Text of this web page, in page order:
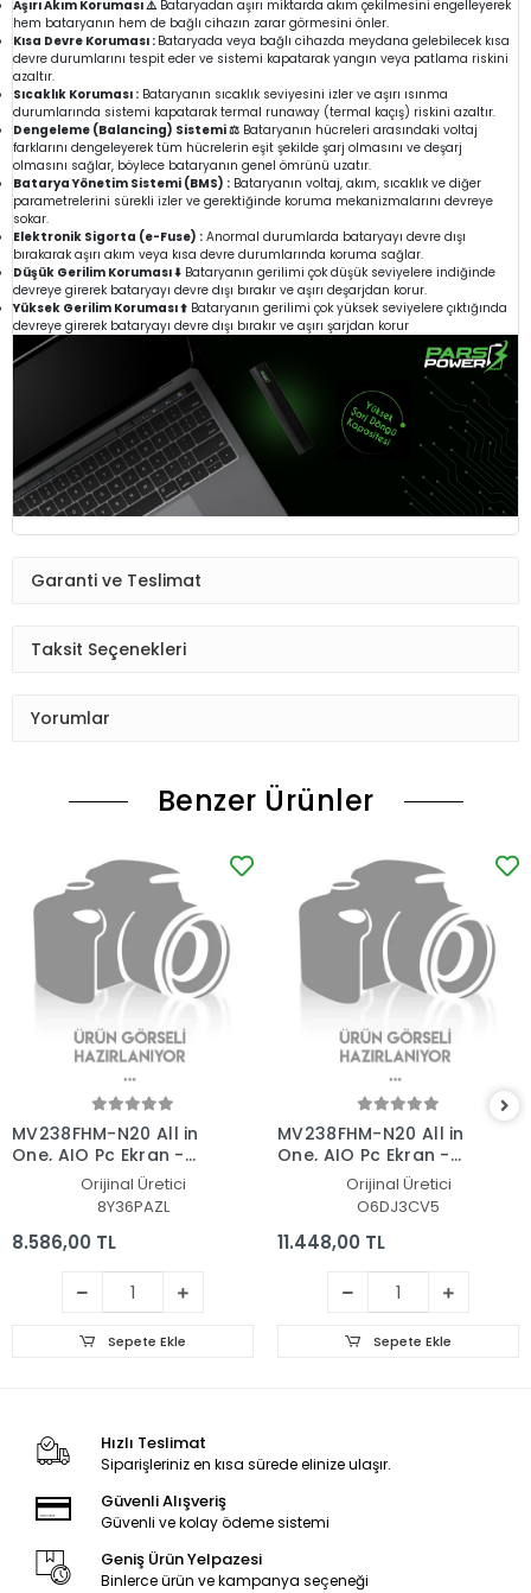
Aşırı Akım Koruması ⚠️Bataryadan aşırı miktarda akım çekilmesini engelleyerek
hem bataryanın hem de bağlı cihazın zarar görmesini önler.
Kısa Devre Koruması : Bataryada veya bağlı cihazda meydana gelebilecek kısa
devre durumlarını tespit eder ve sistemi kapatarak yangın veya patlama riskini
azaltır.
Sıcaklık Koruması : Bataryanın sıcaklık seviyesini izler ve aşırı ısınma
durumlarında sistemi kapatarak termal runaway (termal kaçış) riskini azaltır.
Dengeleme (Balancing) Sistemi ⚖️ Bataryanın hücreleri arasındaki voltaj
farklarını dengeleyerek tüm hücrelerin eşit şekilde şarj olmasını ve deşarj
olmasını sağlar, böylece bataryanın genel ömrünü uzatır.
Batarya Yönetim Sistemi (BMS) : Bataryanın voltaj, akım, sıcaklık ve diğer
parametrelerini sürekli izler ve gerektiğinde koruma mekanizmalarını devreye
sokar.
Elektronik Sigorta (e-Fuse) : Anormal durumlarda bataryayı devre dışı
bırakarak aşırı akım veya kısa devre durumlarında koruma sağlar.
Düşük Gerilim Koruması ⬇️ Bataryanın gerilimi çok düşük seviyelere indiğinde
devreye girerek bataryayı devre dışı bırakır ve aşırı deşarjdan korur.
Yüksek Gerilim Koruması ⬆️ Bataryanın gerilimi çok yüksek seviyelere çıktığında
devreye girerek bataryayı devre dışı bırakır ve aşırı şarjdan korur
Garanti ve Teslimat
Taksit Seçenekleri
Yorumlar
Benzer Ürünler
MV238FHM-N20 All in
One, AIO Pc Ekran -
Orijinal Üretici
8Y36PAZL
8.586,00 TL
Sepete Ekle
MV238FHM-N20 All in
One, AIO Pc Ekran -
Orijinal Üretici
O6DJ3CV5
11.448,00 TL
Sepete Ekle
Hızlı Teslimat
Siparişleriniz en kısa sürede elinize ulaşır.
Güvenli Alışveriş
Güvenli ve kolay ödeme sistemi
Geniş Ürün Yelpazesi
Binlerce ürün ve kampanya seçeneği